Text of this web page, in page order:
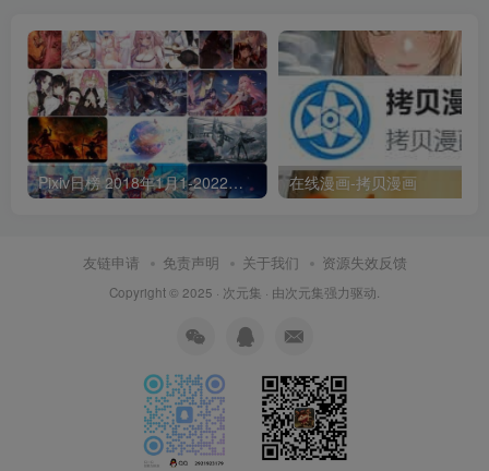
Pixiv日榜 2018年1月1-2022年6月30 p站日榜合集包含3万6千多张图每张都是壁纸级 在线漫画-拷贝漫画
友链申请 免责声明 关于我们 资源失效反馈
Copyright © 2025 · 次元集 · 由次元集强力驱动.